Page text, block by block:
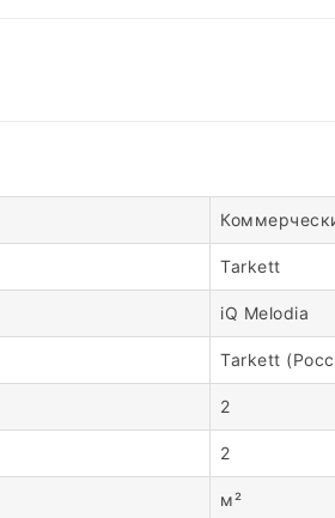
Tarkett
iQ Melodia
Tarkett
2
2
м²